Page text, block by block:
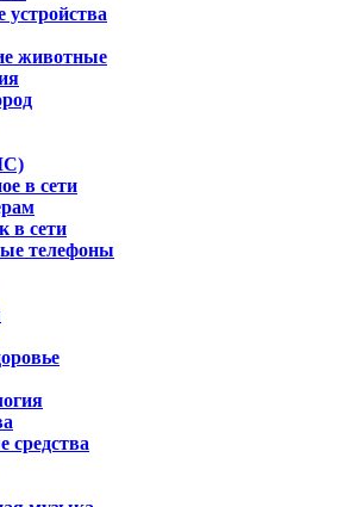
устройства
животные
в сети
в сети
телефоны
средства